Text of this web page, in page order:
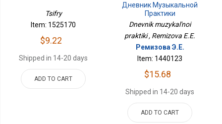
Tsifry
Item: 1525170
$9.22
Shipped in 14-20 days
ADD TO CART
Дневник Музыкальной
Практики
Dnevnik muzykal'noi
praktiki , Remizova E.E.
Ремизова Э.Е.
Item: 1440123
$15.68
Shipped in 14-20 days
ADD TO CART